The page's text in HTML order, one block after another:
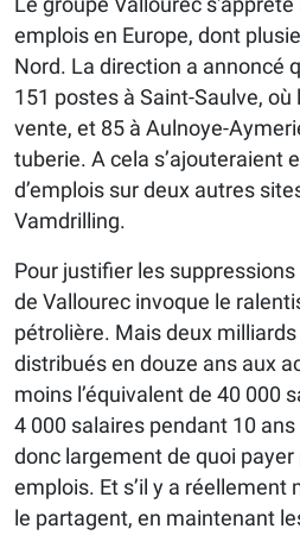
emplois en Europe, dont
Nord. La direction a annoncé
151 postes à Saint-Saulve, où
vente, et 85 à Aulnoye-
tuberie. A cela s’ajouteraient
d’emplois sur deux autres
Vamdrilling.
Pour justifier les suppressions
de Vallourec invoque le
pétrolière. Mais deux
distribués en douze ans aux
moins l’équivalent de 40 000
4 000 salaires pendant 10
donc largement de quoi
emplois. Et s’il y a réellement
le partagent, en maintenant